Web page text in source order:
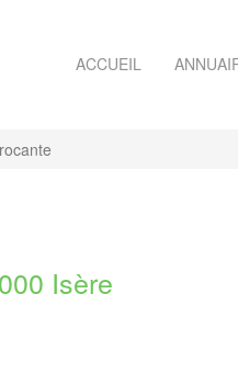
ACCUEIL
Isère